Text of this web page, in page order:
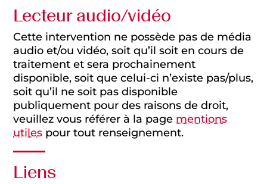
Lecteur audio/vidéo
Cette intervention ne possède pas de média
audio et/ou vidéo, soit qu’il soit en cours de
traitement et sera prochainement
disponible, soit que celui-ci n’existe pas/plus,
soit qu’il ne soit pas disponible
publiquement pour des raisons de droit,
veuillez vous référer à la page mentions
utiles pour tout renseignement.
Liens